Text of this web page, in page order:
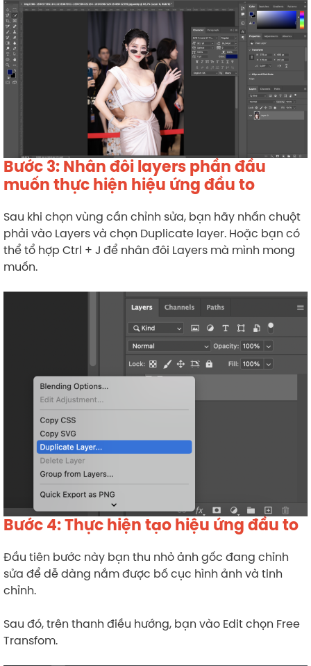
Bước 3: Nhân đôi layers phần đầu
muốn thực hiện hiệu ứng đầu to
Sau khi chọn vùng cần chỉnh sửa, bạn hãy nhấn chuột
phải vào Layers và chọn Duplicate layer. Hoặc bạn có
thể tổ hợp Ctrl + J để nhân đôi Layers mà mình mong
muốn.
Bước 4: Thực hiện tạo hiệu ứng đầu to
Đầu tiên bước này bạn thu nhỏ ảnh gốc đang chỉnh
sửa để dễ dàng nắm được bố cục hình ảnh và tinh
chỉnh.
Sau đó, trên thanh điều hướng, bạn vào Edit chọn Free
Transfom.